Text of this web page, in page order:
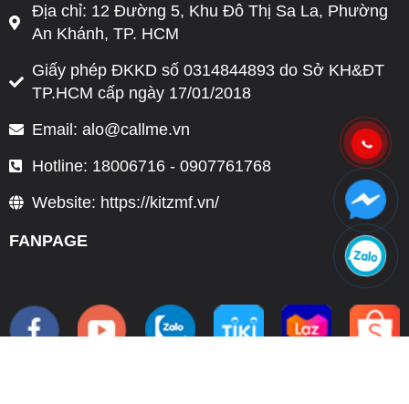
Địa chỉ: 12 Đường 5, Khu Đô Thị Sa La, Phường
An Khánh, TP. HCM
Giấy phép ĐKKD số 0314844893 do Sở KH&ĐT
TP.HCM cấp ngày 17/01/2018
Email: alo@callme.vn
Hotline: 18006716 - 0907761768
Website: https://kitzmf.vn/
FANPAGE